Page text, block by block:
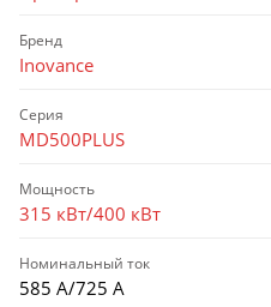
Бренд
Inovance
Серия
MD500PLUS
Мощность
315 кВт/400 кВт
Номинальный ток
585 А/725 А